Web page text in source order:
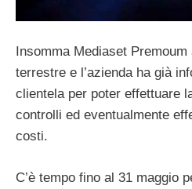
Insomma Mediaset
terrestre e l’azienda ha già
clientela per poter effettuare
controlli ed eventualmente
costi.
C’è tempo fino al 31 maggio